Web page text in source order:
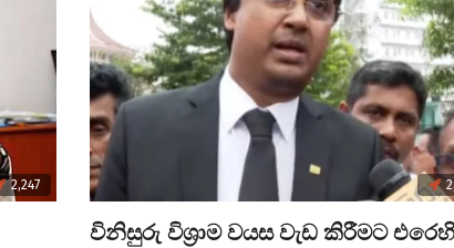
2,247
විනිසුරු විශ්‍රාම වයස වැඩ කිරීමට